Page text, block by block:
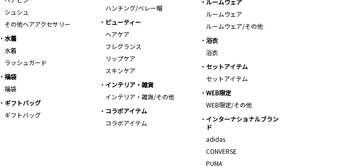
シュシュ
その他ヘアアクセサリー
ハンチング/ベレー帽
ルームウェア
ルームウェア
ルームウェア/その他
ビューティー
ヘアケア
フレグランス
リップケア
スキンケア
水着
水着
ラッシュガード
浴衣
浴衣
セットアイテム
セットアイテム
福袋
福袋
インテリア・雑貨
インテリア・雑貨/その他
WEB限定
WEB限定/その他
ギフトバッグ
ギフトバッグ
コラボアイテム
コラボアイテム
インターナショナルブラン
ド
adidas
CONVERSE
PUMA